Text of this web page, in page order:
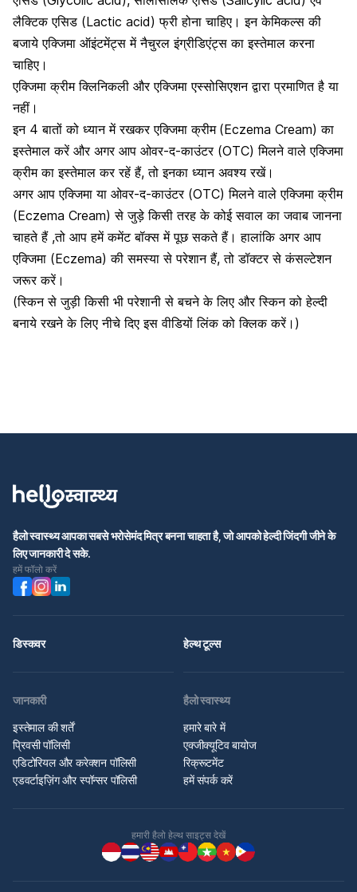
लैक्टिक एसिड (Lactic acid) फ्री होना चाहिए। इन केमिकल्स की
बजाये एक्जिमा ऑइंटमेंट्स में नैचुरल इंग्रीडिएंट्स का इस्तेमाल करना
चाहिए।
एक्जिमा क्रीम क्लिनिकली और एक्जिमा एस्सोसिएशन द्वारा प्रमाणित है या
नहीं।
इन 4 बातों को ध्यान में रखकर एक्जिमा क्रीम (Eczema Cream) का
इस्तेमाल करें और अगर आप ओवर-द-काउंटर (OTC) मिलने वाले एक्जिमा
क्रीम का इस्तेमाल कर रहें हैं, तो इनका ध्यान अवश्य रखें।
अगर आप एक्जिमा या ओवर-द-काउंटर (OTC) मिलने वाले एक्जिमा क्रीम
(Eczema Cream) से जुड़े किसी तरह के कोई सवाल का जवाब जानना
चाहते हैं ,तो आप हमें कमेंट बॉक्स में पूछ सकते हैं। हालांकि अगर आप
एक्जिमा (Eczema) की समस्या से परेशान हैं, तो डॉक्टर से कंसल्टेशन
जरूर करें।
(स्किन से जुड़ी किसी भी परेशानी से बचने के लिए और स्किन को हेल्दी
बनाये रखने के लिए नीचे दिए इस वीडियों लिंक को क्लिक करें।)
हैलो स्वास्थ्य आपका सबसे भरोसेमंद मित्र बनना चाहता है, जो आपको हेल्दी जिंदगी जीने के
लिए जानकारी दे सके.
हमें फॉलो करें
डिस्कवर हेल्थ टूल्स
जानकारी
इस्तेमाल की शर्तें
प्रिवसी पॉलिसी
एडिटोरियल और करेक्शन पॉलिसी
एडवर्टाइज़िंग और स्पॉन्सर पॉलिसी
हैलो स्वास्थ्य
हमारे बारे में
एक्जीक्यूटिव बायोज
रिक्रूटमेंट
हमें संपर्क करें
हमारी हैलो हेल्थ साइट्स देखें